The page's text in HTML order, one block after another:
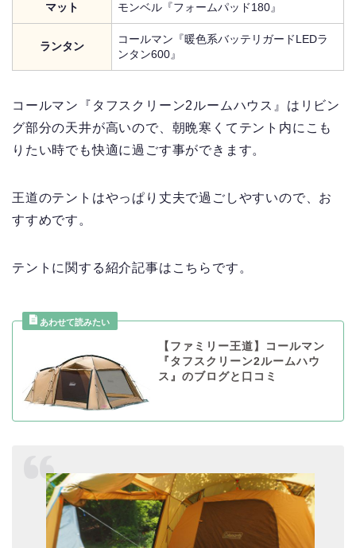
マット モンベル『フォームパッド180』
ランタン
コールマン『暖色系バッテリガードLEDラ
ンタン600』
コールマン『タフスクリーン2ルームハウス』はリビン
グ部分の天井が高いので、朝晩寒くてテント内にこも
りたい時でも快適に過ごす事ができます。
王道のテントはやっぱり丈夫で過ごしやすいので、お
すすめです。
テントに関する紹介記事はこちらです。
【ファミリー王道】コールマン
『タフスクリーン2ルームハウ
ス』のブログと口コミ